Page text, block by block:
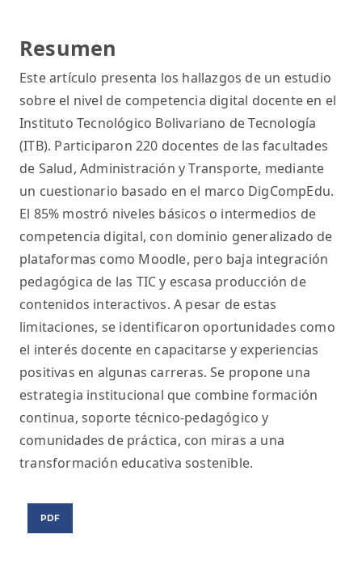
Resumen
Este artículo presenta los hallazgos de un estudio
sobre el nivel de competencia digital docente en el
Instituto Tecnológico Bolivariano de Tecnología
(ITB). Participaron 220 docentes de las facultades
de Salud, Administración y Transporte, mediante
un cuestionario basado en el marco DigCompEdu.
El 85% mostró niveles básicos o intermedios de
competencia digital, con dominio generalizado de
plataformas como Moodle, pero baja integración
pedagógica de las TIC y escasa producción de
contenidos interactivos. A pesar de estas
limitaciones, se identificaron oportunidades como
el interés docente en capacitarse y experiencias
positivas en algunas carreras. Se propone una
estrategia institucional que combine formación
continua, soporte técnico-pedagógico y
comunidades de práctica, con miras a una
transformación educativa sostenible.
PDF